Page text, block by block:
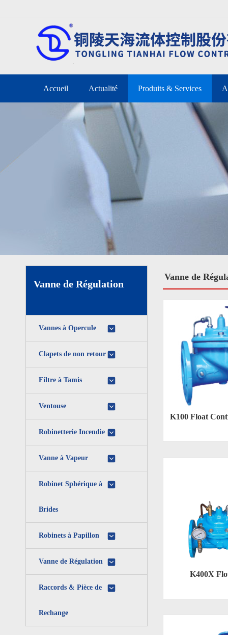
Accueil Actualité Produits & Services
Vanne de Régulation
Vannes à Opercule
Clapets de non retour
Filtre à Tamis
Ventouse
Robinetterie Incendie
Vanne à Vapeur
Robinet Sphérique à
Brides
Robinets à Papillon
Vanne de Régulation
Raccords & Pièce de
Rechange
Vanne de
K100 Float
K400X